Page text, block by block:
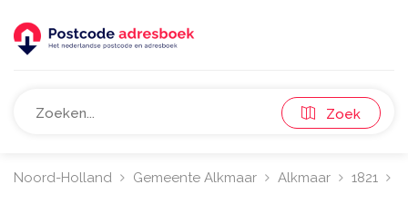
Zoek
Noord-Holland Gemeente Alkmaar Alkmaar 1821